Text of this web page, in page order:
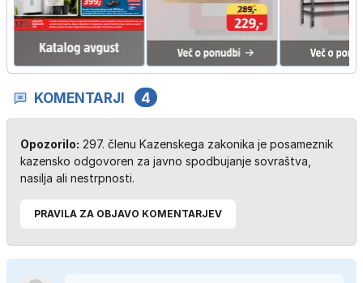
KOMENTARJI 4
Opozorilo: 297. členu Kazenskega zakonika je posameznik
kazensko odgovoren za javno spodbujanje sovraštva,
nasilja ali nestrpnosti.
PRAVILA ZA OBJAVO KOMENTARJEV